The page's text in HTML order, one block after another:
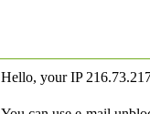
Hello, your IP